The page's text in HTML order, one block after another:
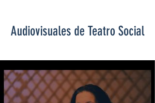
Audiovisuales de Teatro Social